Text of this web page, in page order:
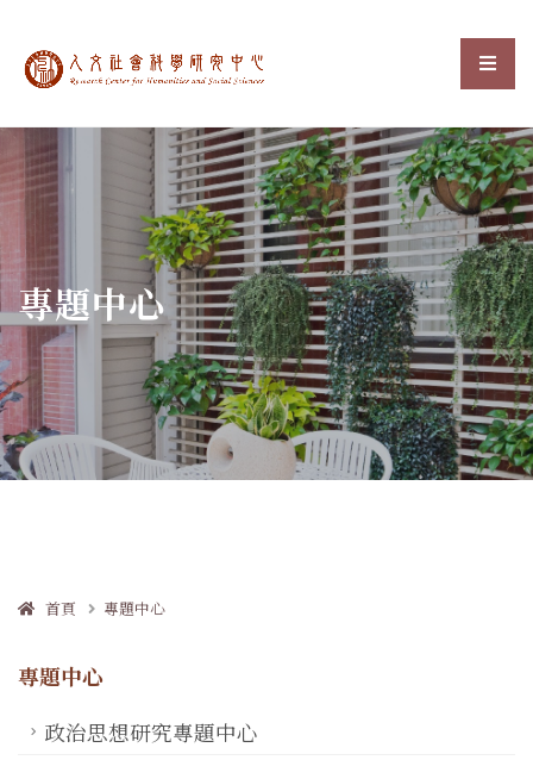
中央研究院人文社會科選
專題中心
首頁 專題中心
專題中心
政治思想研究專題中心